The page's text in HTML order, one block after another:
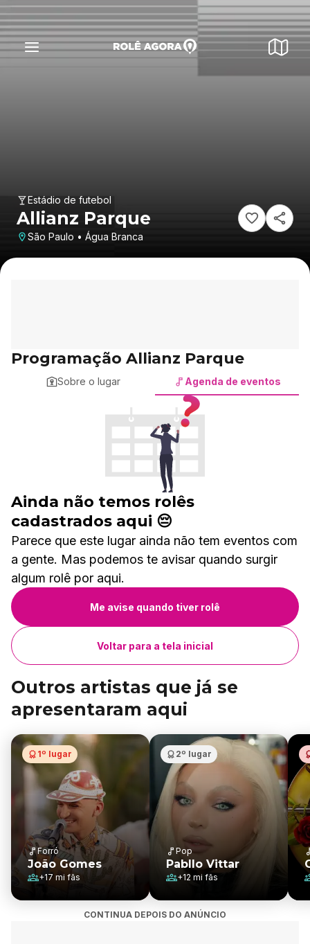
Estádio de futebol
Allianz Parque
São Paulo • Água Branca
Programação Allianz Parque
Sobre o lugar Agenda de eventos
Ainda não temos rolês
cadastrados aqui 😔
Parece que este lugar ainda não tem eventos com
a gente. Mas podemos te avisar quando surgir
algum rolê por aqui.
Me avise quando tiver rolê
Voltar para a tela inicial
Outros artistas que já se
apresentaram aqui
1º lugar
Forró
João Gomes
+17 mi fãs
2º lugar
Pop
Pabllo Vittar
+12 mi fãs
CONTINUA DEPOIS DO ANÚNCIO